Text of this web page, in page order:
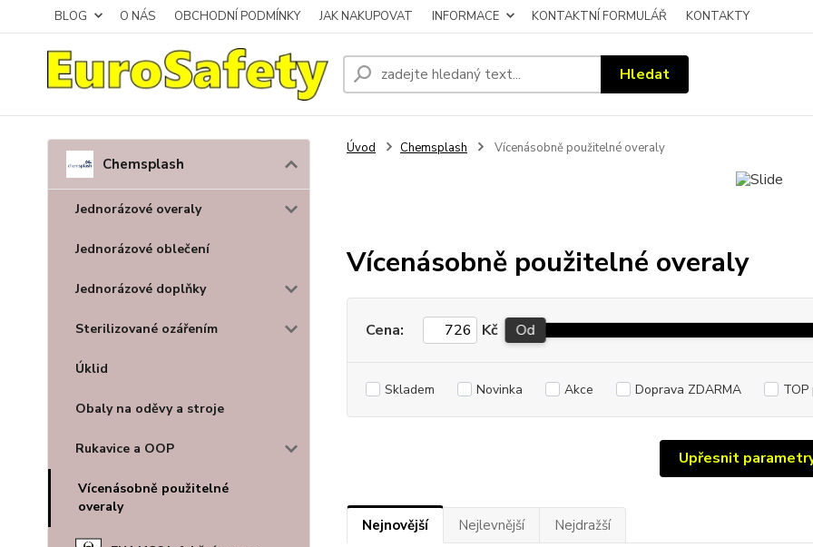
BLOG O NÁS OBCHODNÍ PODMÍNKY JAK NAKUPOVAT INFORMACE KONTAKTNÍ FORMULÁŘ KONTAKTY
Hledat
Chemsplash
Jednorázové overaly
Jednorázové oblečení
Jednorázové doplňky
Sterilizované ozářením
Úklid
Obaly na oděvy a stroje
Rukavice a OOP
Vícenásobně použitelné
overaly
Úvod Chemsplash Vícenásobně použitelné overaly
Vícenásobně použitelné overaly
Upřesnit
Cena: Kč Od
Skladem Novinka Akce Doprava ZDARMA
Nejnovější Nejlevnější Nejdražší